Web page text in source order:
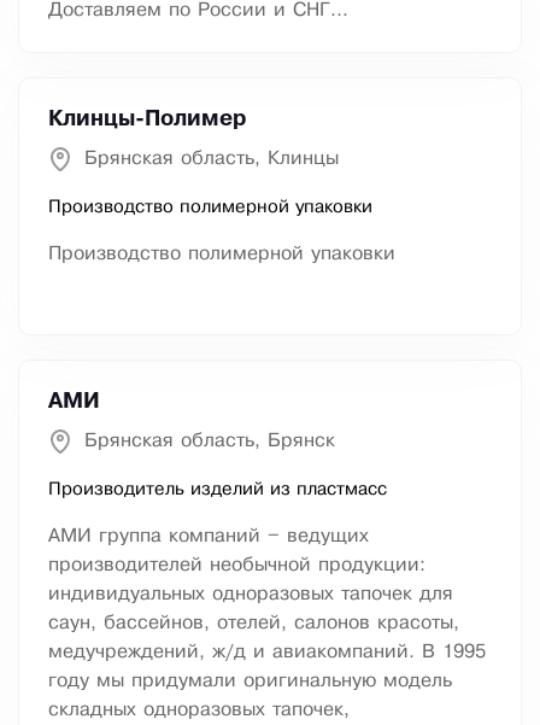
Доставляем по России и СНГ...
Клинцы-Полимер
Брянская область, Клинцы
Производство полимерной упаковки
Производство полимерной упаковки
АМИ
Брянская область, Брянск
Производитель изделий из пластмасс
АМИ группа компаний – ведущих
производителей необычной продукции:
индивидуальных одноразовых тапочек для
саун, бассейнов, отелей, салонов красоты,
медучреждений, ж/д и авиакомпаний. В 1995
году мы придумали оригинальную модель
складных одноразовых тапочек,